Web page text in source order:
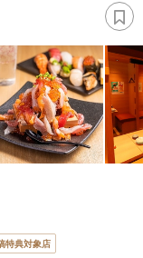
特典対象店